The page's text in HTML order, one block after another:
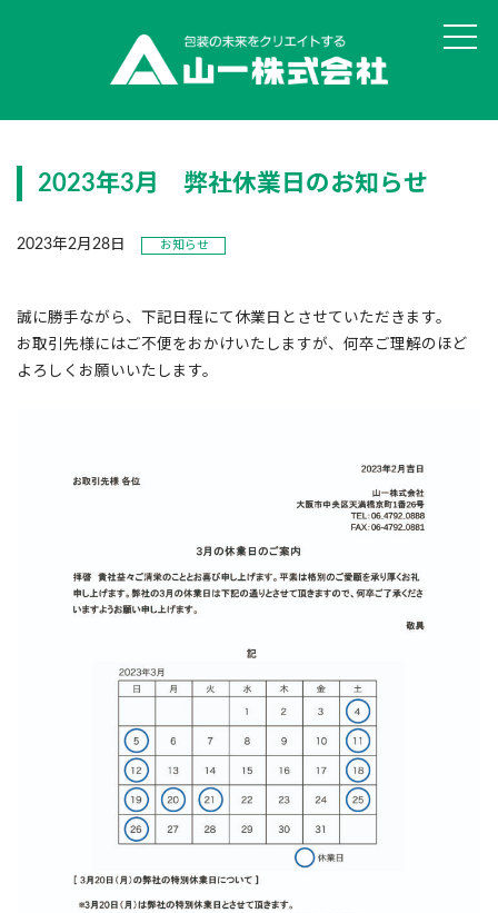
丸投げOK!食品パッケージ
ユニバーサルデザイン評価サービス
貼りサポ・組みサポ
採用情報
お問合せ
2023年3月 弊社休業日のお知らせ
2023年2月28日 お知らせ
誠に勝手ながら、下記日程にて休業日とさせていただきます。
お取引先様にはご不便をおかけいたしますが、何卒ご理解のほど
よろしくお願いいたします。